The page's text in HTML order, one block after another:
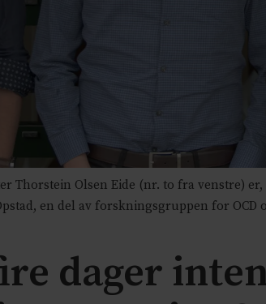
Thorstein Olsen Eide (nr. to fra venstre)
en del av forskningsgruppen for OCD
dager